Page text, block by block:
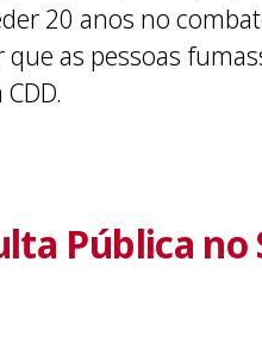
20 anos no
as pessoas
Pública no